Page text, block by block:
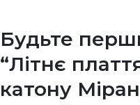
Будьте
“Літнє
катону